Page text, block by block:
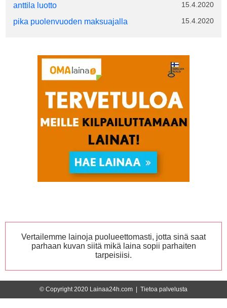
anttila luotto 15.4.2020
pika puolenvuoden maksuajalla 15.4.2020
Vertailemme lainoja puolueettomasti, jotta sinä saat
parhaan kuvan siitä mikä laina sopii parhaiten
tarpeisiisi.
© Copyright 2020 Lainaa24h.com | Tietoa palvelusta